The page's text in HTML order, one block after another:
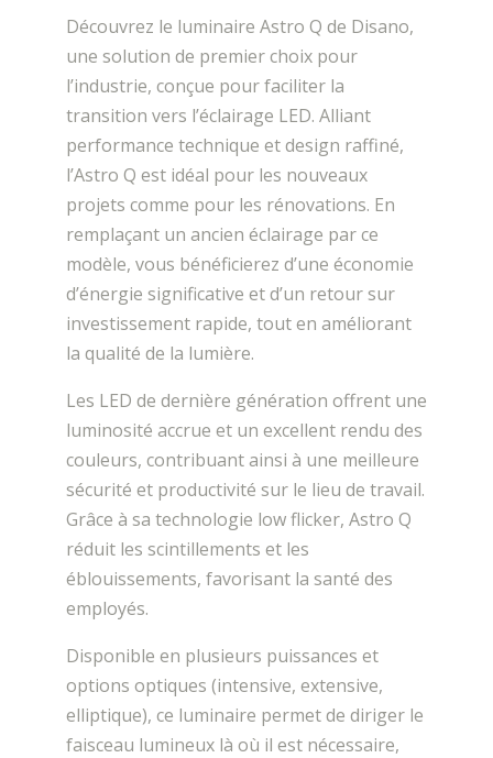
Découvrez le luminaire Astro Q de Disano,
une solution de premier choix pour
l’industrie, conçue pour faciliter la
transition vers l’éclairage LED. Alliant
performance technique et design raffiné,
l’Astro Q est idéal pour les nouveaux
projets comme pour les rénovations. En
remplaçant un ancien éclairage par ce
modèle, vous bénéficierez d’une économie
d’énergie significative et d’un retour sur
investissement rapide, tout en améliorant
la qualité de la lumière.
Les LED de dernière génération offrent une
luminosité accrue et un excellent rendu des
couleurs, contribuant ainsi à une meilleure
sécurité et productivité sur le lieu de travail.
Grâce à sa technologie low flicker, Astro Q
réduit les scintillements et les
éblouissements, favorisant la santé des
employés.
Disponible en plusieurs puissances et
options optiques (intensive, extensive,
elliptique), ce luminaire permet de diriger le
faisceau lumineux là où il est nécessaire,